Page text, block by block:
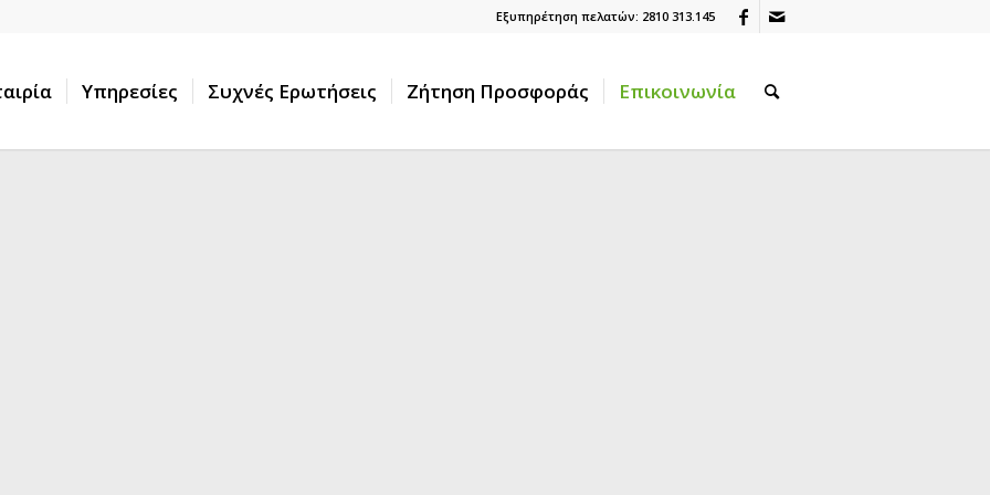
Εξυπηρέτηση πελατών: 2810 313.145
Υπηρεσίες Συχνές Ερωτήσεις Ζήτηση Προσφοράς Επικοινωνία